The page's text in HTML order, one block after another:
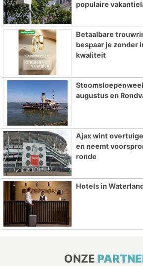
populaire
Betaalbare
bespaar je zonder
kwaliteit
augustus en
Ajax wint
en neemt
ronde
Hotels in
ONZE